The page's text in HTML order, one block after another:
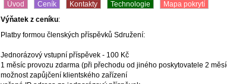
Úvod Ceník Kontakty Technologie Mapa pokrytí
Výňatek z ceníku:
Platby formou členských příspěvků Sdružení:
Jednorázový vstupní příspěvek - 100 Kč
1 měsíc provozu zdarma (při přechodu od jiného poskytovatele 2
možnost zapůjčení klientského zařízení